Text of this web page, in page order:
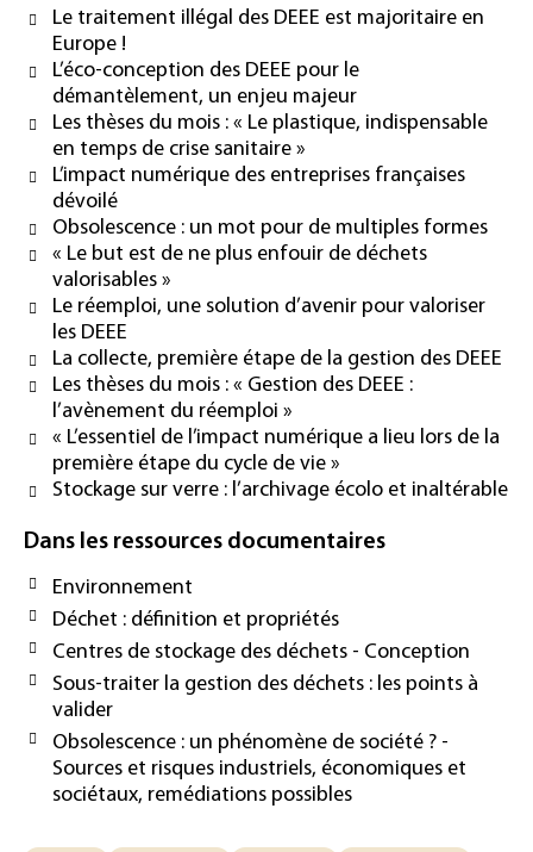
Le traitement illégal des DEEE est majoritaire en
Europe !
L’éco-conception des DEEE pour le
démantèlement, un enjeu majeur
Les thèses du mois : « Le plastique, indispensable
en temps de crise sanitaire »
L’impact numérique des entreprises françaises
dévoilé
Obsolescence : un mot pour de multiples formes
« Le but est de ne plus enfouir de déchets
valorisables »
Le réemploi, une solution d’avenir pour valoriser
les DEEE
La collecte, première étape de la gestion des DEEE
Les thèses du mois : « Gestion des DEEE :
l’avènement du réemploi »
« L’essentiel de l’impact numérique a lieu lors de la
première étape du cycle de vie »
Stockage sur verre : l’archivage écolo et inaltérable
Dans les ressources documentaires
Environnement
Déchet : définition et propriétés
Centres de stockage des déchets - Conception
Sous-traiter la gestion des déchets : les points à
valider
Obsolescence : un phénomène de société ? -
Sources et risques industriels, économiques et
sociétaux, remédiations possibles